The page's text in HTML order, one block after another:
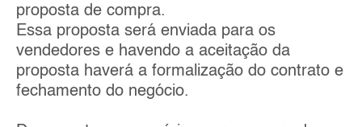
proposta de compra.
Essa proposta será enviada para os
vendedores e havendo a aceitação da
proposta haverá a formalização do contrato e
fechamento do negócio.